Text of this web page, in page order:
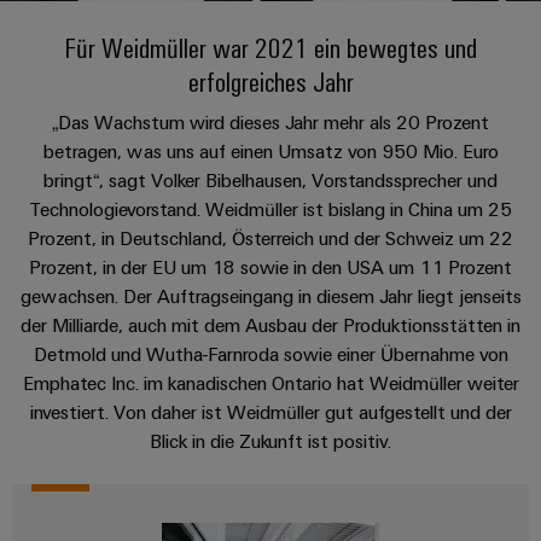
werden.
Datencenter
Lösungen
und
Produkte
für
Rechenzentren
–
effizient,
zuverlässig,
skalierbar
Energiespeicher
Lösungen
und
Produkte
Energieübertragung
Anschlusstechnologie
Microgrids
u-
OS
Edge
Computing
Industrial
5G
Single
Pair
Ethernet
Gehäusesysteme
-
komponenten
Kabeleinführungssysteme
und
-
komponenten
Anschlussleitungen,
Patchkabel
und
Fast
Service
Beratung
und
digitale
Planung
easyConnect
-
Ihre
Industrial
Vertrieb uns
Promotionfahrzeug
Distribution
Info
für
unsere
Partner
Vertrieb
Großhandelssuche
Unternehmen
Weidmüller
und
Fakten
Unser
Vorstand
Nachhaltigkeit
Weidmüller
Academy
People
Compliance
Karriere
Stellen
für
Berufserfahrene
Für
Studierende
Werkstudententätigkeiten
Praktika
Abschlussarbeiten
Neuanfang
Für Weidmüller war 2021 ein bewegtes und
erfolgreiches Jahr
„Das Wachstum wird dieses Jahr mehr als 20 Prozent
betragen, was uns auf einen Umsatz von 950 Mio. Euro
bringt“, sagt Volker Bibelhausen, Vorstandssprecher und
Technologievorstand. Weidmüller ist bislang in China um 25
Prozent, in Deutschland, Österreich und der Schweiz um 22
Prozent, in der EU um 18 sowie in den USA um 11 Prozent
gewachsen. Der Auftragseingang in diesem Jahr liegt jenseits
der Milliarde, auch mit dem Ausbau der Produktionsstätten in
Detmold und Wutha-Farnroda sowie einer Übernahme von
Emphatec Inc. im kanadischen Ontario hat Weidmüller weiter
investiert. Von daher ist Weidmüller gut aufgestellt und der
Blick in die Zukunft ist positiv.